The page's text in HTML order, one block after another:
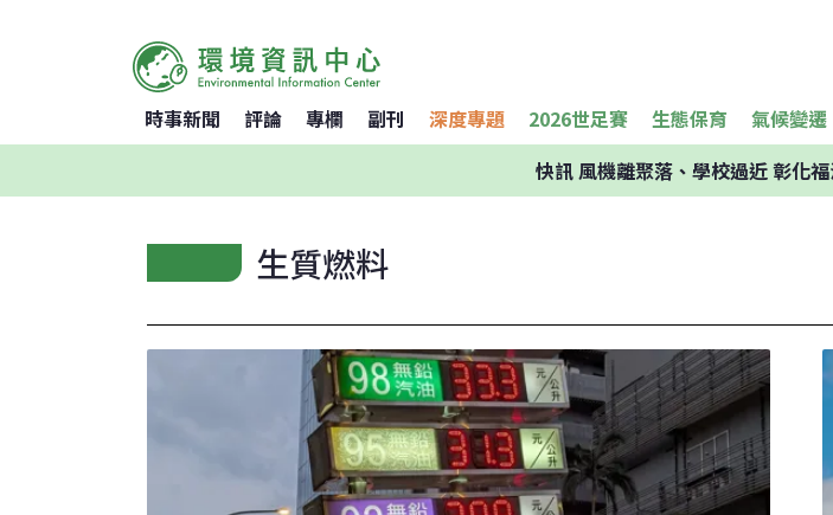
時事新聞 評論 專欄 副刊 深度專題 2026世足賽 生態保育 氣候變遷
快訊風機離聚落、學校過近 彰化
生質燃料